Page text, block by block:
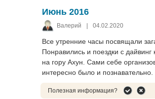
Июнь 2016
Валерий | 04.02.2020
Все утренние часы посвящали
Понравились и поездки с
на гору Ахун. Сами себе
интересно было и
Полезная информация?